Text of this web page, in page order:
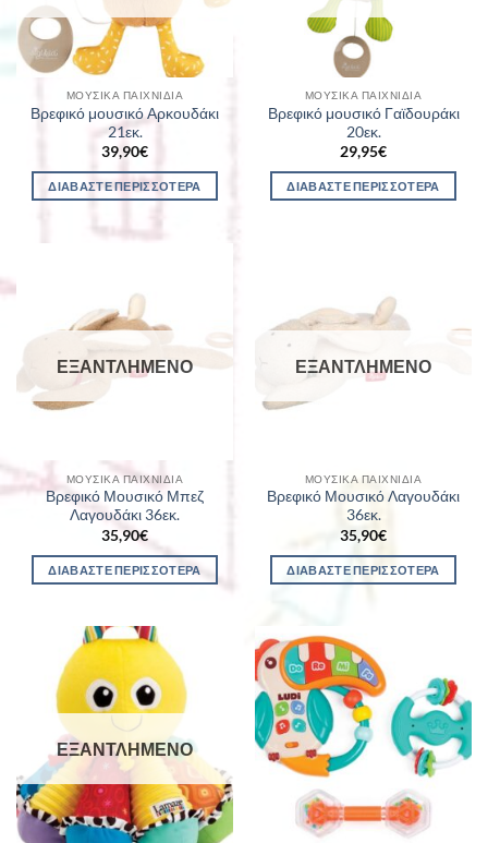
ΜΟΥΣΙΚΆ ΠΑΙΧΝΊΔΙΑ
Βρεφικό μουσικό Αρκουδάκι
21εκ.
39,90€
ΔΙΑΒΆΣΤΕ ΠΕΡΙΣΣΌΤΕΡΑ
ΜΟΥΣΙΚΆ ΠΑΙΧΝΊΔΙΑ
Βρεφικό μουσικό Γαϊδουράκι
20εκ.
29,95€
ΔΙΑΒΆΣΤΕ ΠΕΡΙΣΣΌΤΕΡΑ
ΕΞΑΝΤΛΗΜΈΝΟ
ΜΟΥΣΙΚΆ ΠΑΙΧΝΊΔΙΑ
Βρεφικό Μουσικό Μπεζ
Λαγουδάκι 36εκ.
35,90€
ΔΙΑΒΆΣΤΕ ΠΕΡΙΣΣΌΤΕΡΑ
ΕΞΑΝΤΛΗΜΈΝΟ
ΜΟΥΣΙΚΆ ΠΑΙΧΝΊΔΙΑ
Βρεφικό Μουσικό Λαγουδάκι
36εκ.
35,90€
ΔΙΑΒΆΣΤΕ ΠΕΡΙΣΣΌΤΕΡΑ
ΕΞΑΝΤΛΗΜΈΝΟ